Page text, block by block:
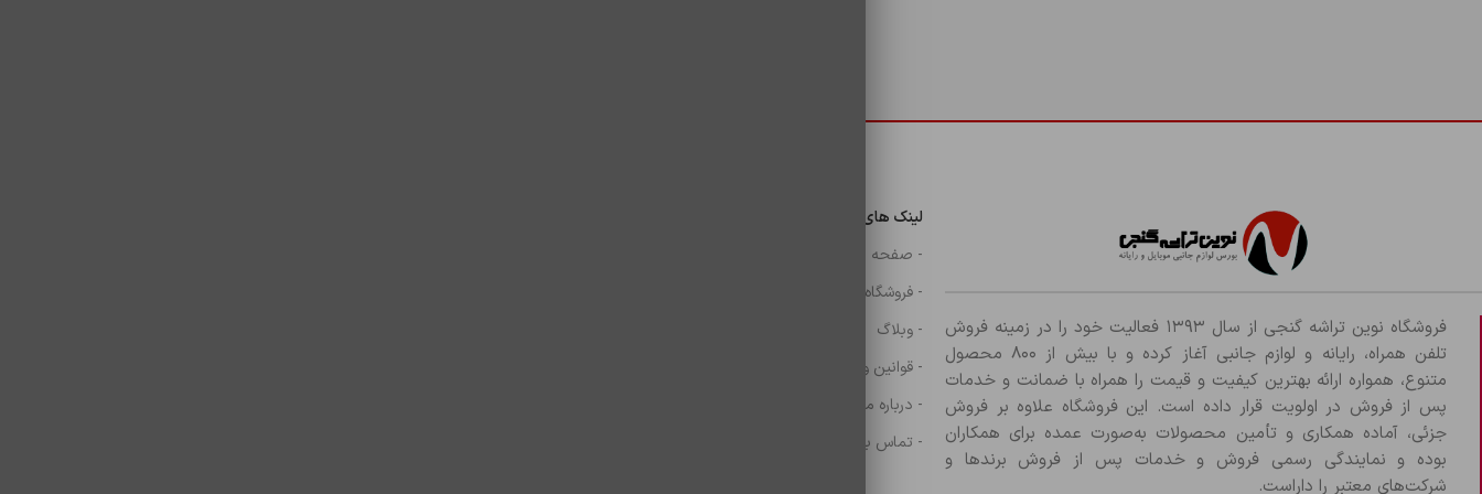
فروشگاه نوین تراشه گنجی از سال ۱۳۹۳ فعالیت خود را در زمینه فروش
تلفن همراه، رایانه و لوازم جانبی آغاز کرده و با بیش از ۸۰۰ محصول
متنوع، همواره ارائه بهترین کیفیت و قیمت را همراه با ضمانت و خدمات
پس از فروش در اولویت قرار داده است. این فروشگاه علاوه بر فروش
جزئی، آماده همکاری و تأمین محصولات به‌صورت عمده برای همکاران
بوده و نمایندگی رسمی فروش و خدمات پس از فروش برندها و
شرکت‌های معتبر را داراست.
لینک های مهم
- صفحه اصلی
- فروشگاه
- وبلاگ
- قوانین و مقررات
- درباره ما
- تماس با ما